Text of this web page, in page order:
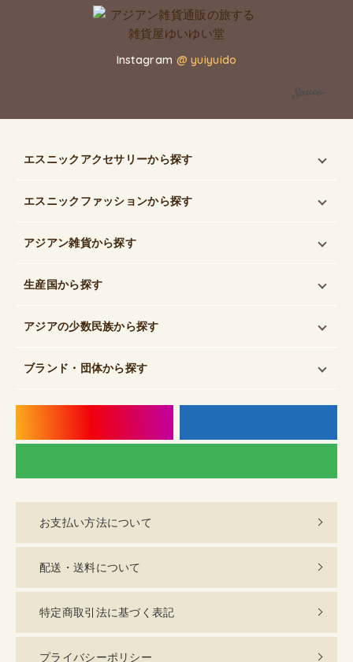
Instagram @ yuiyuido
エスニックアクセサリーから探す
エスニックファッションから探す
アジアン雑貨から探す
生産国から探す
アジアの少数民族から探す
ブランド・団体から探す
お支払い方法について
配送・送料について
特定商取引法に基づく表記
プライバシーポリシー